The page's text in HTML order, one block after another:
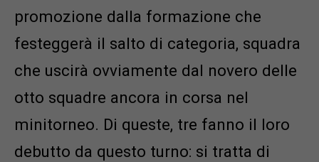
promozione dalla formazione che
festeggerà il salto di categoria, squadra
che uscirà ovviamente dal novero delle
otto squadre ancora in corsa nel
minitorneo. Di queste, tre fanno il loro
debutto da questo turno: si tratta di